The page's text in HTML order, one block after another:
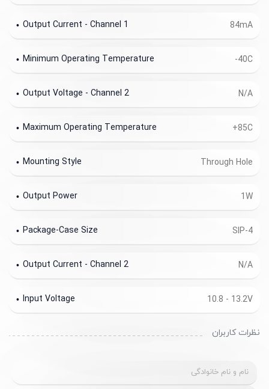
84mA
Output Current - Channel 1
-40C
Minimum Operating Temperature
N/A
Output Voltage - Channel 2
+85C
Maximum Operating Temperature
Through Hole
Mounting Style
1W
Output Power
SIP-4
Package-Case Size
N/A
Output Current - Channel 2
10.8 - 13.2V
Input Voltage
نظرات کاربران